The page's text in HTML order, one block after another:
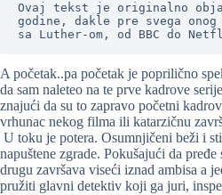
Ovaj tekst je originalno
godine, dakle pre svega
sa Luther-om, od BBC do
A početak..pa početak je poprilično
da sam naleteo na te prve kadrove
znajući da su to zapravo početni
vrhunac nekog filma ili katarzičnu
U toku je potera. Osumnjičeni beži i
napuštene zgrade. Pokušajući da pređe
drugu završava viseći iznad ambisa a
pružiti glavni detektiv koji ga juri,